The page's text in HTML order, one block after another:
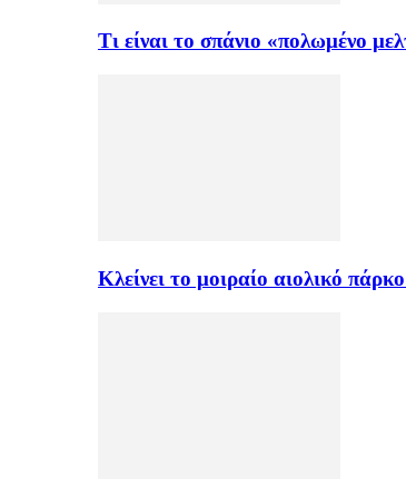
Τι είναι το σπάνιο «πολωμένο
Κλείνει το μοιραίο αιολικό